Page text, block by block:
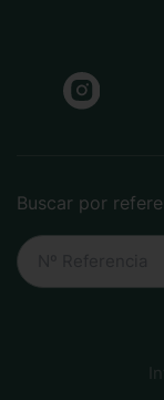
Buscar por